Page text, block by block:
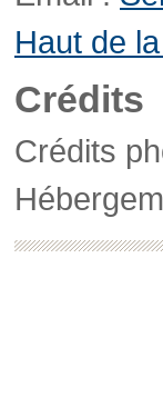
Haut de
Crédits
Crédits